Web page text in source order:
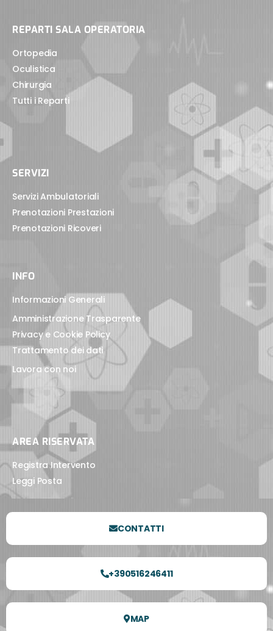
REPARTI SALA OPERATORIA
Ortopedia
Oculistica
Chirurgia
Tutti i Reparti
SERVIZI
Servizi Ambulatoriali
Prenotazioni Prestazioni
Prenotazioni Ricoveri
INFO
Informazioni Generali
Amministrazione Trasparente
Privacy e Cookie Policy
Trattamento dei dati
Lavora con noi
AREA RISERVATA
Registra Intervento
Leggi Posta
CONTATTI
+390516246411
MAP